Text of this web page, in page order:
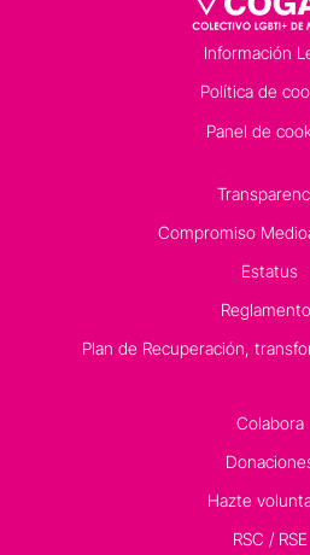
Información
Política de
Panel de
Compromiso
Estatus
Plan de Recuperación,
Colabora
Hazte
RSC / RSE